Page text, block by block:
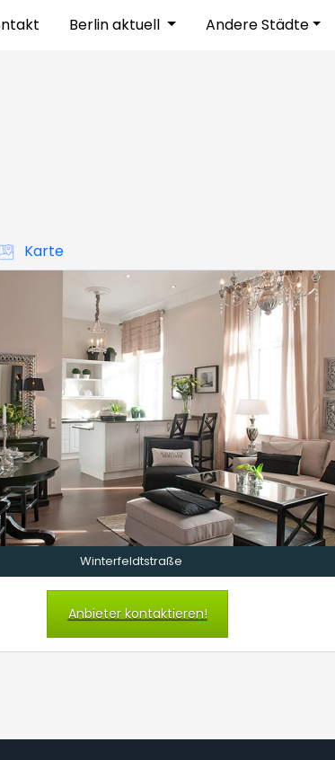
Berlin aktuell Andere Städte
Karte
Winterfeldtstraße
Anbieter kontaktieren!